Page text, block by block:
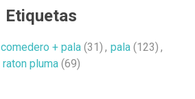
Etiquetas
comedero + pala (31) , pala (123) ,
raton pluma (69)